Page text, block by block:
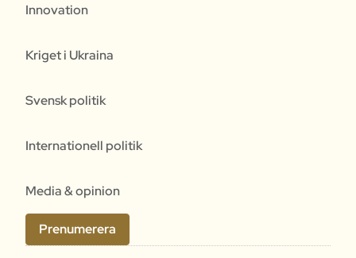
Innovation
Kriget i Ukraina
Svensk politik
Internationell politik
Media & opinion
Prenumerera